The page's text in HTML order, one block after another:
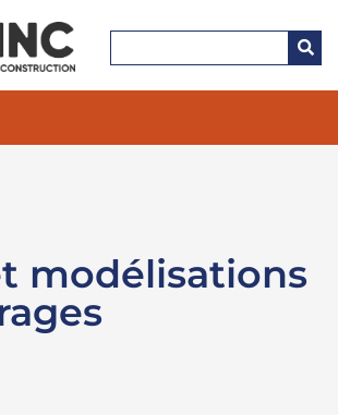
modélisations